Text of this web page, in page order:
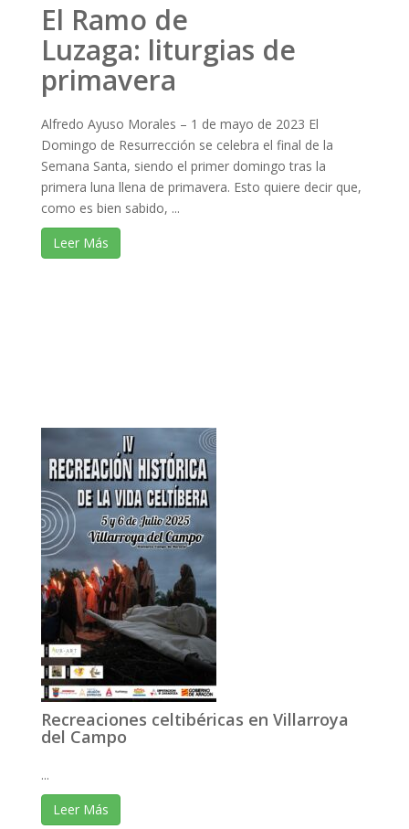
El Ramo de
Luzaga: liturgias de
primavera
Alfredo Ayuso Morales – 1 de mayo de 2023 El
Domingo de Resurrección se celebra el final de la
Semana Santa, siendo el primer domingo tras la
primera luna llena de primavera. Esto quiere decir que,
como es bien sabido, ...
Leer Más
Recreaciones celtibéricas en Villarroya
del Campo
...
Leer Más